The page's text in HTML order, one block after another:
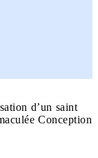
d’un saint
Conception